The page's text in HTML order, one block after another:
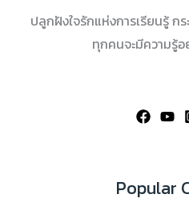
ปลูกฝังใจรักแห่งการเรียนรู้ กร
ทุกคนจะมีความรู้
Popular